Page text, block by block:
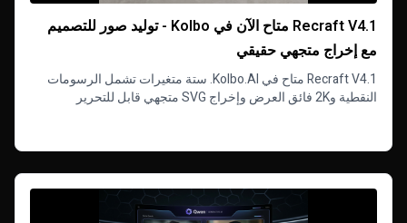
Recraft V4.1 متاح الآن في Kolbo - توليد صور للتصميم
مع إخراج متجهي حقيقي
Recraft V4.1 متاح في Kolbo.AI. ستة متغيرات تشمل الرسومات
النقطية و2K فائق العرض وإخراج SVG متجهي قابل للتحرير